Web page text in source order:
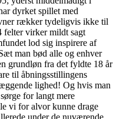
dyrket spillet med
rækker tydeligvis ikke til
felter virker mildt sagt
lod sig inspirere af
man bød alle og enhver
grundløn fra det fyldte 18 år
til åbningsstillingens
lighed! Og hvis man
for langt mere
vi for alvor kunne drage
under de nuværende